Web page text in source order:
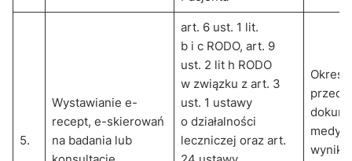
5.
Wystawianie e-
recept, e-skierowań
na badania lub
art. 6 ust. 1 lit.
b i c RODO, art. 9
ust. 2 lit h RODO
w związku z art. 3
ust. 1 ustawy
o działalności
leczniczej oraz art.
Okres